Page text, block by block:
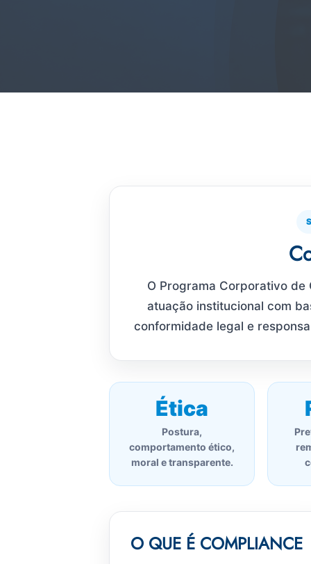
O Programa Corporativo de
atuação institucional com
conformidade legal e
Ética
Postura,
comportamento ético,
moral e transparente.
O QUE É COMPLIANCE